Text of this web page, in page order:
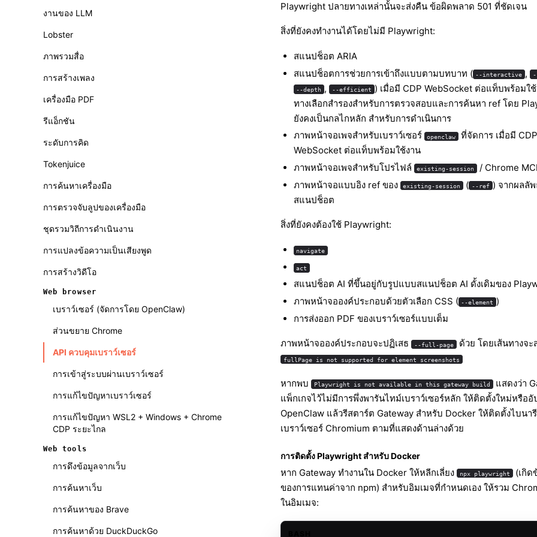
งานของ LLM
Lobster
ภาพรวมสื่อ
การสร้างเพลง
เครื่องมือ PDF
รีแอ็กชัน
ระดับการคิด
Tokenjuice
การค้นหาเครื่องมือ
การตรวจจับลูปของเครื่องมือ
ชุดรวมวิถีการดำเนินงาน
การแปลงข้อความเป็นเสียงพูด
การสร้างวิดีโอ
Web browser
เบราว์เซอร์ (จัดการโดย OpenClaw)
ส่วนขยาย Chrome
API ควบคุมเบราว์เซอร์
การเข้าสู่ระบบผ่านเบราว์เซอร์
การแก้ไขปัญหาเบราว์เซอร์
การแก้ไขปัญหา WSL2 + Windows + Chrome
CDP ระยะไกล
Web tools
การดึงข้อมูลจากเว็บ
การค้นหาเว็บ
การค้นหาของ Brave
การค้นหาด้วย DuckDuckGo
Playwright ปลายทางเหล่านั้นจะส่งคืน ข้อผิดพลาด 501 ที่ชัดเจน
สิ่งที่ยังคงทำงานได้โดยไม่มี Playwright:
สแนปช็อต ARIA
สแนปช็อตการช่วยการเข้าถึงแบบตามบทบาท ( --interactive ,
--depth , --efficient ) เมื่อมี CDP WebSocket ต่อแท็บพร้อมใ
ทางเลือกสำรองสำหรับการตรวจสอบและการค้นหา ref โดย
ยังคงเป็นกลไกหลัก สำหรับการดำเนินการ
ภาพหน้าจอเพจสำหรับเบราว์เซอร์
openclaw
ที่จัดการ เมื่อมี CDP
WebSocket ต่อแท็บพร้อมใช้งาน
ภาพหน้าจอเพจสำหรับโปรไฟล์
existing-session
/ Chrome
ภาพหน้าจอแบบอิง ref ของ
existing-session ( --ref ) จากผลลั
สแนปช็อต
สิ่งที่ยังคงต้องใช้ Playwright:
navigate
act
สแนปช็อต AI ที่ขึ้นอยู่กับรูปแบบสแนปช็อต AI ดั้งเดิมของ
ภาพหน้าจอองค์ประกอบด้วยตัวเลือก CSS ( --element )
การส่งออก PDF ของเบราว์เซอร์แบบเต็ม
ภาพหน้าจอองค์ประกอบจะปฏิเสธ --full-page ด้วย โดยเส้นทางจะ
fullPage is not supported for element screenshots
หากพบ Playwright is not available in this gateway build แสดงว่า
แพ็กเกจไว้ไม่มีการพึ่งพารันไทม์เบราว์เซอร์หลัก ให้ติดตั้งใหม่หรืออั
OpenClaw แล้วรีสตาร์ต Gateway สำหรับ Docker ให้ติดตั้งไบนารี
เบราว์เซอร์ Chromium ตามที่แสดงด้านล่างด้วย
การติดตั้ง Playwright สำหรับ Docker
หาก Gateway ทำงานใน Docker ให้หลีกเลี่ยง npx playwright (เกิด
ของการแทนค่าจาก npm) สำหรับอิมเมจที่กำหนดเอง ให้รวม
ในอิมเมจ: